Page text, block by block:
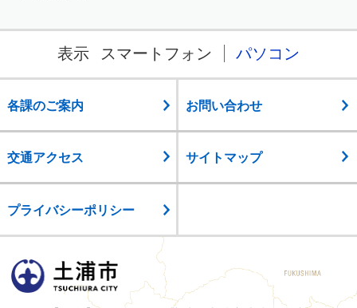
表示 スマートフォン パソコン
各課のご案内 お問い合わせ
交通アクセス サイトマップ
プライバシーポリシー
土浦市